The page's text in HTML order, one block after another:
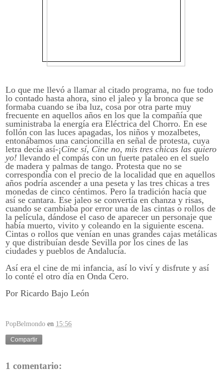
Lo que me llevó a llamar al citado programa, no fue todo
lo contado hasta ahora, sino el jaleo y la bronca que se
formaba cuando se iba luz, cosa por otra parte muy
frecuente en aquellos años en los que la compañía que
suministraba la energía era Eléctrica del Chorro. En ese
follón con las luces apagadas, los niños y mozalbetes,
entonábamos una cancioncilla en señal de protesta, cuya
letra decía así-¡Cine sí, Cine no, mis tres chicas las quiero
yo! llevando el compás con un fuerte pataleo en el suelo
de madera y palmas de tango. Protesta que no se
correspondía con el precio de la localidad que en aquellos
años podría ascender a una peseta y las tres chicas a tres
monedas de cinco céntimos. Pero la tradición hacía que
así se cantara. Ese jaleo se convertía en chanza y risas,
cuando se cambiaba por error una de las cintas o rollos de
la película, dándose el caso de aparecer un personaje que
había muerto, vivito y coleando en la siguiente escena.
Cintas o rollos que venían en unas grandes cajas metálicas
y que distribuían desde Sevilla por los cines de las
ciudades y pueblos de Andalucía.
Así era el cine de mi infancia, así lo viví y disfrute y así
lo conté el otro día en Onda Cero.
Por Ricardo Bajo León
PopBelmondo en 15:56
Compartir
1 comentario: